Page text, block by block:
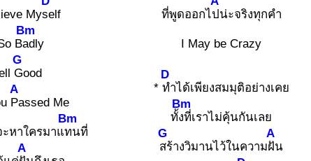
Myself
B
Bm
adly
G
Good
A
Passed Me
หาใครมาแ
Bm
ทนที่
A
ที่พูดออกไปน่ะจริงทุกคำ
I May be Crazy
*
D
ทำได้เพียงสมมุติอย่างเคย
ทั้
Bm
งที่เราไม่คุ้นกันเลย
G
สร้างวิมานไว้ในความ
A
ฝัน